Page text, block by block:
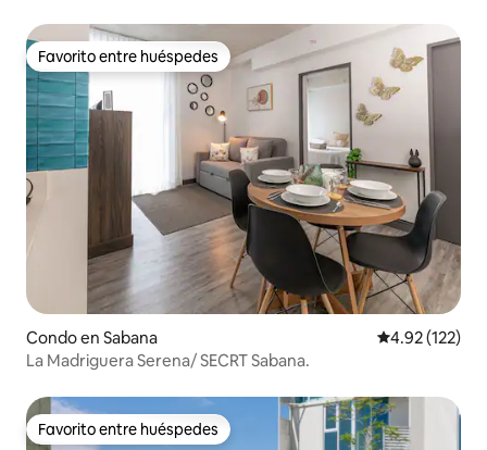
Favorito entre huéspedes
Favorito entre huéspedes
Condo en Sabana Calificación
4.92 (122)
La Madriguera Serena/ SECRT Sabana.
Favorito entre huéspedes
Favorito entre huéspedes